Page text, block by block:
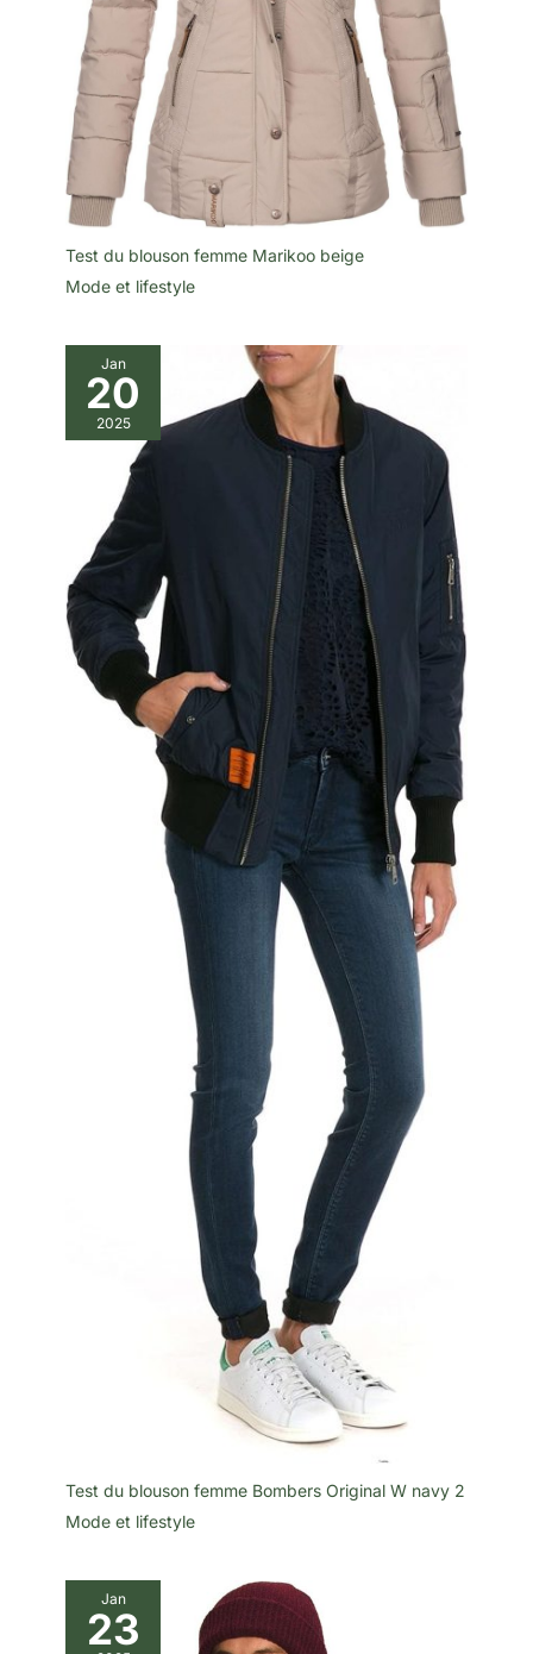
Test du blouson femme Marikoo beige
Mode et lifestyle
Jan
20
2025
Test du blouson femme Bombers Original W navy 2
Mode et lifestyle
Jan
23